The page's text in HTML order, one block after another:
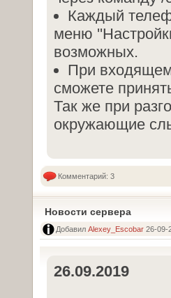
Каждый
меню
возможных.
При
сможете
Так же при
окружающие
Комментарий: 3
Новости сервера
Добавил Alexey_Escobar 26-09-
26.09.2019